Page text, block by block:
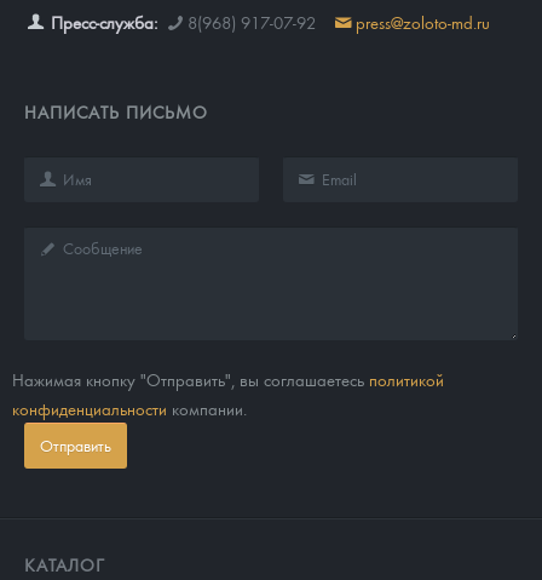
Пресс-служба: 8(968) 917-07-92 press@zoloto-md.ru
НАПИСАТЬ ПИСЬМО
Нажимая кнопку "Отправить", вы соглашаетесь политикой
конфиденциальности компании.
Отправить
КАТАЛОГ